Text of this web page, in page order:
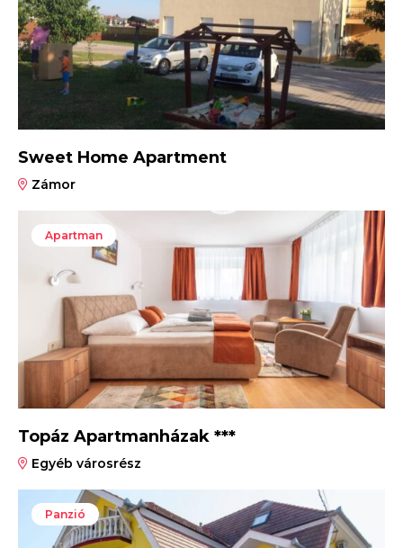
Sweet Home Apartment
Zámor
Apartman
Topáz Apartmanházak ***
Egyéb városrész
Panzió